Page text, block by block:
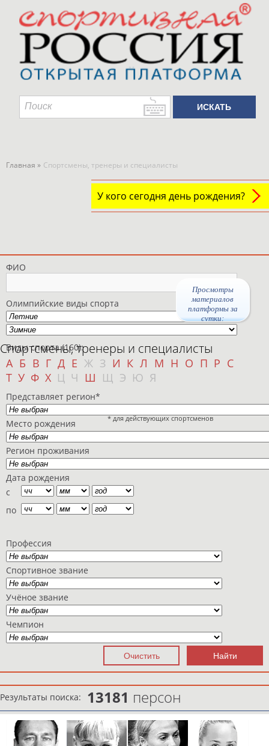
Просмотры
материалов
платформы за
сутки:
Главная » Спортсмены, тренеры и специалисты
У кого сегодня день рождения?
Спортсмены, тренеры и специалисты
ФИО
Олимпийские виды спорта
Виды спорта (160):
А Б В Г Д Е Ж З И К Л М Н О П Р С
Т У Ф Х Ц Ч Ш Щ Э Ю Я
Представляет регион*
* для действующих спортсменов
Место рождения
Регион проживания
Дата рождения
с
по
Профессия
Спортивное звание
Учёное звание
Чемпион
Результаты поиска: 13181 персон